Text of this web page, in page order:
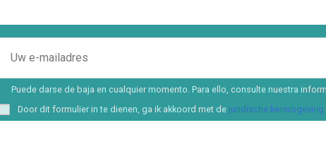
Puede darse de baja en cualquier momento. Para ello, consulte nuestra
Door dit formulier in te dienen, ga ik akkoord met de juridische kennisgeving